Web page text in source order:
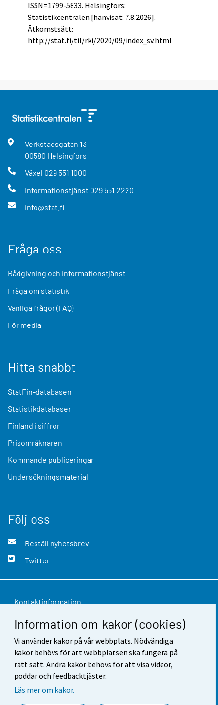
Information om kakor (cookies)
Vi använder kakor på vår webbplats. Nödvändiga
kakor behövs för att webbplatsen ska fungera på
rätt sätt. Andra kakor behövs för att visa videor,
poddar och feedbacktjäster.
Läs mer om kakor.
ISSN=1799-5833. Helsingfors:
Statistikcentralen [hänvisat: 7.8.2026].
Åtkomstsätt:
http://stat.fi/til/rki/2020/09/index_sv.html
Verkstadsgatan 13
00580 Helsingfors
Växel 029 551 1000
Informationstjänst 029 551 2220
info@stat.fi
Fråga oss
Rådgivning och informationstjänst
Fråga om statistik
Vanliga frågor (FAQ)
För media
Hitta snabbt
StatFin-databasen
Statistikdatabaser
Finland i siffror
Prisomräknaren
Kommande publiceringar
Undersökningsmaterial
Följ oss
Beställ nyhetsbrev
Twitter
Kontaktinformation
Respons
Användarvillkor
Dataskydd
Tillgänglighet